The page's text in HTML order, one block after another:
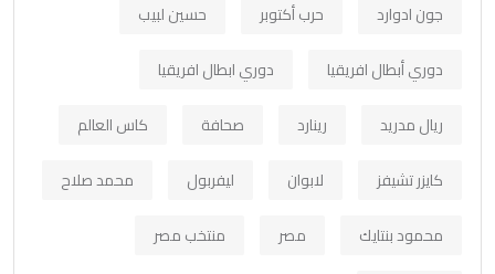
جون ادوارد
حرب أكتوبر
حسين لبيب
دوري أبطال افريقيا
دوري ابطال افريقيا
ريال مدريد
رينارد صحافة
كاس العالم
كايزر تشيفز
لابوان ليفربول
محمد صلاح
محمود بنتايك
مصر
منتخب مصر